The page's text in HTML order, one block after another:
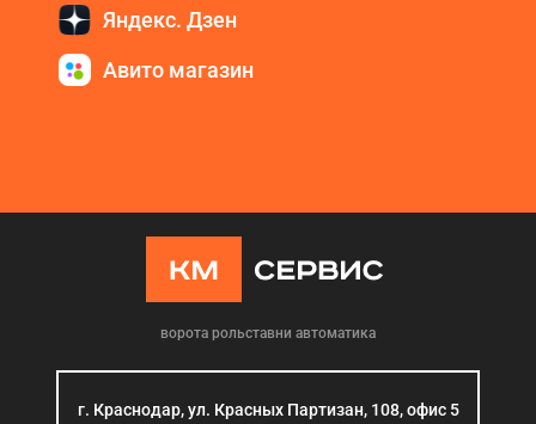
Яндекс. Дзен
Авито магазин
ворота рольставни автоматика
г. Краснодар, ул. Красных Партизан, 108, офис 5